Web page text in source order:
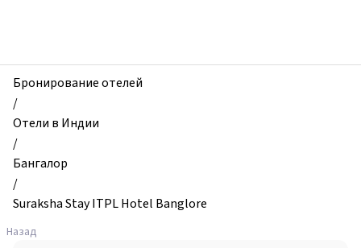
Suraksha
Stay
ITPL
Hotel
Banglore,
Бангалор,
Индия
Бронирование отелей
/
Отели в Индии
/
Бангалор
/
Suraksha Stay ITPL Hotel Banglore
Назад